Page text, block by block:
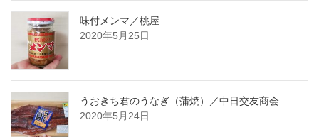
味付メンマ／桃屋
2020年5月25日
うおきち君のうなぎ（蒲焼）／中日交友商会
2020年5月24日